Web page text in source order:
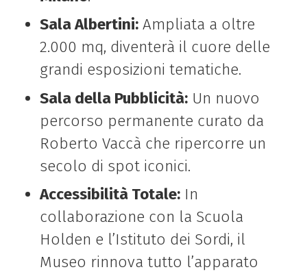
Sala Albertini:Ampliata a oltre
2.000 mq, diventerà il cuore delle
grandi esposizioni tematiche.
Sala della Pubblicità:Un nuovo
percorso permanente curato da
Roberto Vaccà che ripercorre un
secolo di spot iconici.
Accessibilità Totale:In
collaborazione con la Scuola
Holden e l’Istituto dei Sordi, il
Museo rinnova tutto l’apparato